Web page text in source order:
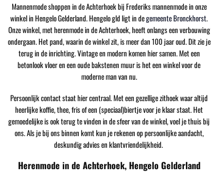
Mannenmode shoppen in de Achterhoek bij Frederiks mannenmode in onze
winkel in Hengelo Gelderland. Hengelo gld ligt in degemeente Bronckhorst.
Onze winkel, met herenmode in de Achterhoek, heeft onlangs een verbouwing
ondergaan. Het pand, waarin de winkel zit, is meer dan 100 jaar oud. Dit zie je
terug in de inrichting. Vintage en modern komen hier samen. Met een
betonlook vloer en een oude bakstenen muur is het een winkel voor de
moderne man van nu.
Persoonlijk contact staat hier centraal. Met een gezellige zithoek waar altijd
heerlijke koffie, thee, fris of een (speciaal)biertje voor je klaar staat. Het
gemoedelijke is ook terug te vinden in de sfeer van de winkel, voel je thuis bij
ons. Als je bij ons binnen komt kun je rekenen op persoonlijke aandacht,
deskundig advies en klantvriendelijkheid.
Herenmode in de Achterhoek, Hengelo Gelderland